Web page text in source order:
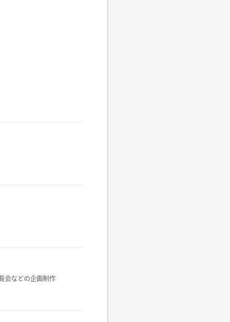
会などの企画制作